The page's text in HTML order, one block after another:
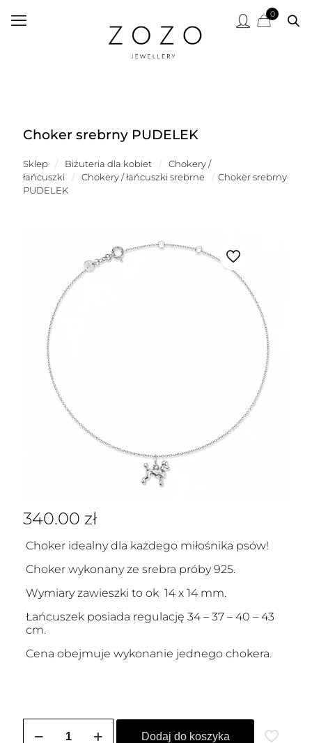
0
Choker srebrny PUDELEK
Sklep / Biżuteria dla kobiet /
Chokery /
łańcuszki
/ Chokery / łańcuszki srebrne / Choker srebrny
PUDELEK
340.00 zł
Choker idealny dla każdego miłośnika psów!
Choker wykonany ze srebra próby 925.
Wymiary zawieszki to ok 14 x 14 mm.
Łańcuszek posiada regulację 34 – 37 – 40 – 43
cm.
Cena obejmuje wykonanie jednego chokera.
Choker
Dodaj do koszyka